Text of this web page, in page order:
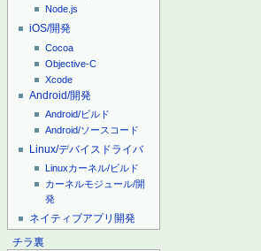
Node.js
iOS/開発
Cocoa
Objective-C
Xcode
Android/開発
Android/ビルド
Android/ソースコード
Linux/デバイスドライバ
Linuxカーネル/ビルド
カーネルモジュール/開
発
ネイティブアプリ開発
チラ裏